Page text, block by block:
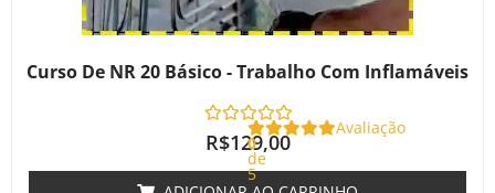
Curso De NR 20 Básico - Trabalho Com Inflamáveis
Avaliação
0
de
5
R$129,00